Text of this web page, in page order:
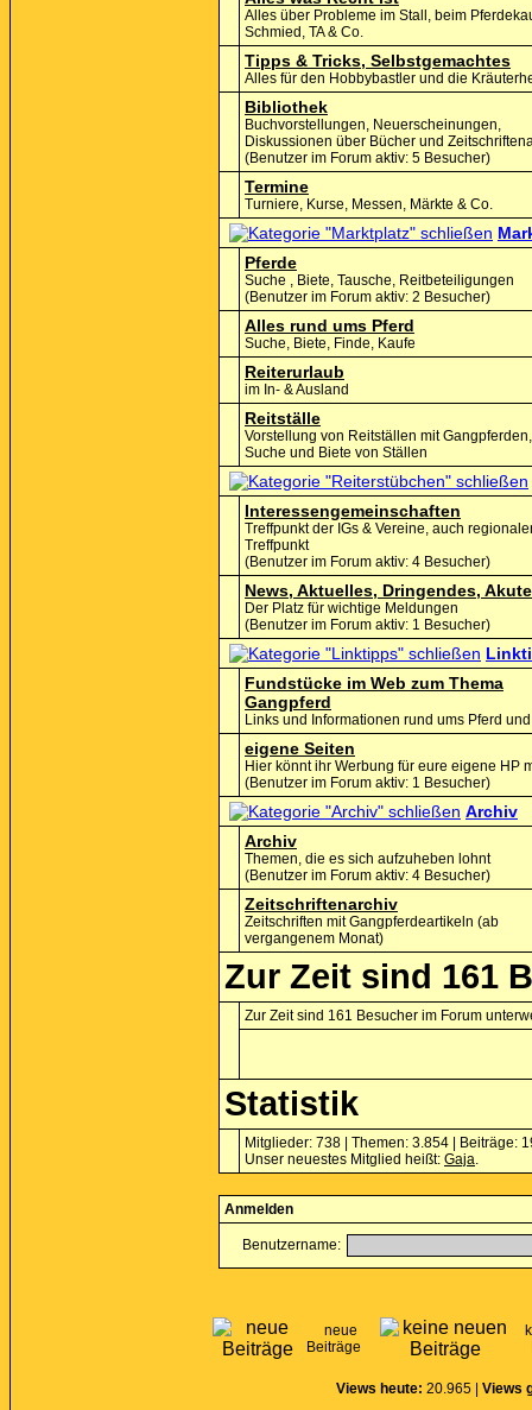
Alles über Probleme im Stall, beim
Schmied, TA & Co.
Tipps & Tricks, Selbstgemachtes
Alles für den Hobbybastler und die
Bibliothek
Buchvorstellungen, Neuerscheinungen,
Diskussionen über Bücher und
(Benutzer im Forum aktiv: 5 Besucher)
Termine
Turniere, Kurse, Messen, Märkte & Co.
Pferde
Suche , Biete, Tausche, Reitbeteiligungen
(Benutzer im Forum aktiv: 2 Besucher)
Alles rund ums Pferd
Suche, Biete, Finde, Kaufe
Reiterurlaub
im In- & Ausland
Reitställe
Vorstellung von Reitställen mit
Suche und Biete von Ställen
Interessengemeinschaften
Treffpunkt der IGs & Vereine, auch
Treffpunkt
(Benutzer im Forum aktiv: 4 Besucher)
News, Aktuelles, Dringendes,
Der Platz für wichtige Meldungen
(Benutzer im Forum aktiv: 1 Besucher)
Fundstücke im Web zum Thema
Gangpferd
Links und Informationen rund ums Pferd
eigene Seiten
Hier könnt ihr Werbung für eure eigene HP
(Benutzer im Forum aktiv: 1 Besucher)
Archiv
Archiv
Themen, die es sich aufzuheben lohnt
(Benutzer im Forum aktiv: 4 Besucher)
Zeitschriftenarchiv
Zeitschriften mit Gangpferdeartikeln (ab
vergangenem Monat)
Zur Zeit sind 161
Zur Zeit sind 161 Besucher im Forum
Statistik
Mitglieder: 738 | Themen: 3.854 | Beiträge:
Unser neuestes Mitglied heißt: Gaja.
Anmelden
Benutzername:
neue
Beiträge
Views heute: 20.965 | Views